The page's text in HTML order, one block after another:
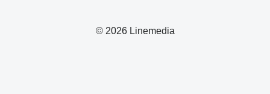
© 2026 Linemedia